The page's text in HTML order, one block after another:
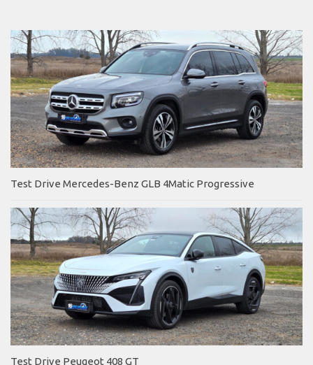
Test Drive Mercedes-Benz GLB 4Matic Progressive
Test Drive Peugeot 408 GT